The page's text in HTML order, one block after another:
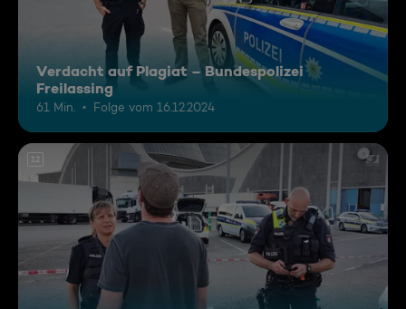
Verdacht auf Plagiat – Bundespolizei
Freilassing
61 Min. Folge vom 16.12.2024
12